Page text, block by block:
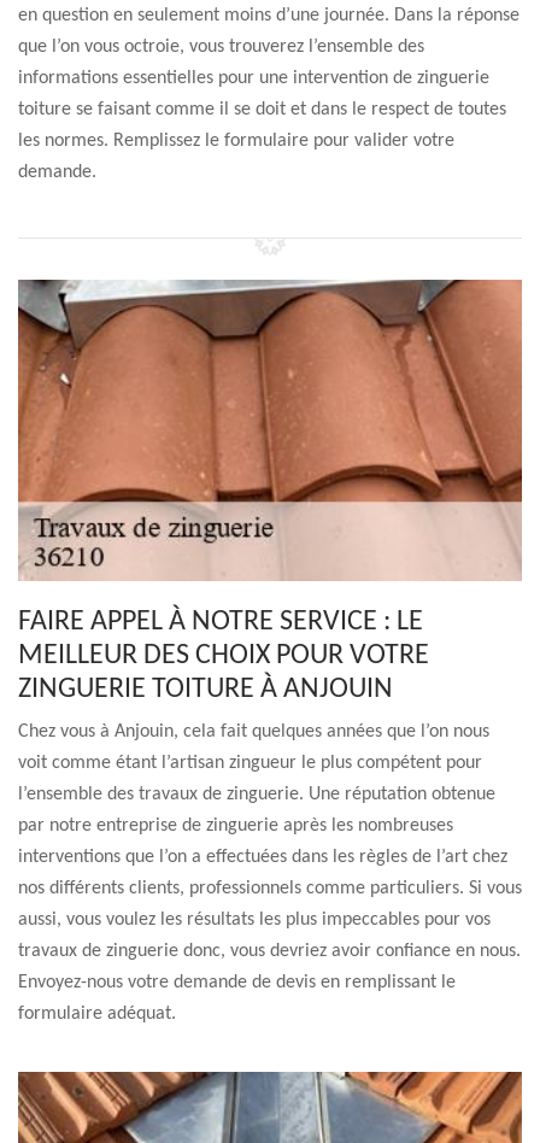
en question en seulement moins d’une journée. Dans la réponse
que l’on vous octroie, vous trouverez l’ensemble des
informations essentielles pour une intervention de zinguerie
toiture se faisant comme il se doit et dans le respect de toutes
les normes. Remplissez le formulaire pour valider votre
demande.
FAIRE APPEL À NOTRE SERVICE : LE
MEILLEUR DES CHOIX POUR VOTRE
ZINGUERIE TOITURE À ANJOUIN
Chez vous à Anjouin, cela fait quelques années que l’on nous
voit comme étant l’artisan zingueur le plus compétent pour
l’ensemble des travaux de zinguerie. Une réputation obtenue
par notre entreprise de zinguerie après les nombreuses
interventions que l’on a effectuées dans les règles de l’art chez
nos différents clients, professionnels comme particuliers. Si vous
aussi, vous voulez les résultats les plus impeccables pour vos
travaux de zinguerie donc, vous devriez avoir confiance en nous.
Envoyez-nous votre demande de devis en remplissant le
formulaire adéquat.